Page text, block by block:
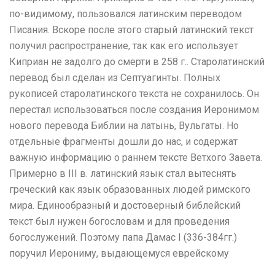
по-видимому, пользовался латинским переводом
Писания. Вскоре после этого старый латинский текст
получил распространение, так как его использует
Киприан не задолго до смерти в 258 г.. Старолатинский
перевод был сделан из Септуагинты. Полных
рукописей старолатинского текста не сохранилось. Он
перестал использоваться после создания Иеронимом
нового перевода Библии на латынь, Вульгаты. Но
отдельные фрагменты дошли до нас, и содержат
важную информацию о раннем тексте Ветхого Завета.
Примерно в ІІІ в. латинский язык стал вытеснять
греческий как язык образованных людей римского
мира. Единообразный и достоверный библейский
текст был нужен богословам и для проведения
богослужений. Поэтому папа Дамас І (336-384гг.)
поручил Иерониму, выдающемуся еврейскому